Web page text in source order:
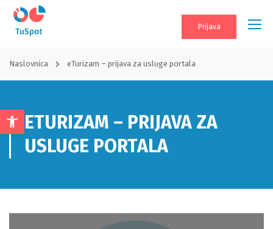
Open
Prijava
Naslovnica eTurizam – prijava za usluge portala
ETURIZAM – PRIJAVA ZA
USLUGE PORTALA